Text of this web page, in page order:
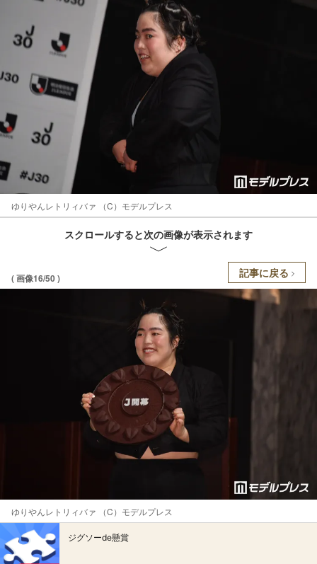
ゆりやんレトリィバァ （C）モデルプレス
スクロールすると次の画像が表示されます
( 画像16/50 ) 記事に戻る
ゆりやんレトリィバァ （C）モデルプレス
ジグソーde懸賞